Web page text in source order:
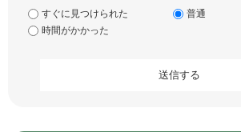
すぐに見つけられた
普通
時間がかかった